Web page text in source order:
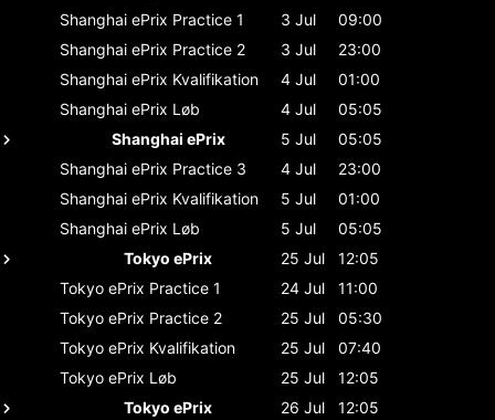
Shanghai ePrix Practice 1 3 Jul
09:00
Shanghai ePrix Practice 2 3 Jul
23:00
Shanghai ePrix Kvalifikation 4 Jul
01:00
Shanghai ePrix Løb 4 Jul
05:05
Shanghai ePrix
5 Jul
05:05
Shanghai ePrix Practice 3 4 Jul
23:00
Shanghai ePrix Kvalifikation 5 Jul
01:00
Shanghai ePrix Løb 5 Jul
05:05
Tokyo ePrix
25 Jul
12:05
Tokyo ePrix Practice 1 24 Jul
11:00
Tokyo ePrix Practice 2 25 Jul
05:30
Tokyo ePrix Kvalifikation 25 Jul
07:40
Tokyo ePrix Løb 25 Jul
12:05
Tokyo ePrix
26 Jul
12:05